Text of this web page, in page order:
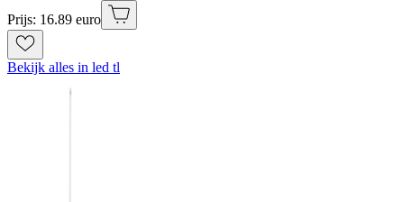
Prijs: 16.89 euro
Bekijk alles in led tl